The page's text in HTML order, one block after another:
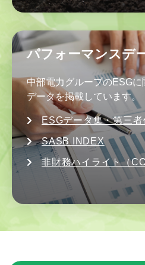
パフォーマンスデ
中部電力グループのESG
データを掲載しています。
ESGデータ集・第三
SASB INDEX
非財務ハイライト（